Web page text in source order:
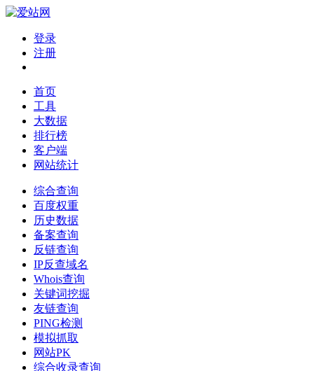
登录
注册
首页
工具
大数据
排行榜
客户端
网站统计
综合查询
百度权重
历史数据
备案查询
反链查询
IP反查域名
Whois查询
关键词挖掘
友链查询
PING检测
模拟抓取
网站PK
综合收录查询